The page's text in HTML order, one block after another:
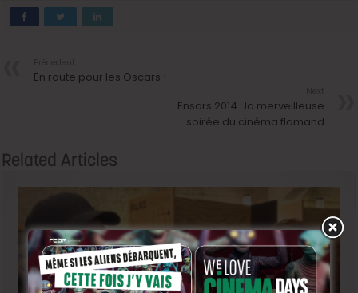
En route pour les Oscars !
Ensors 2014 : la merveilleuse
soirée du cinéma flamand
Related Articles